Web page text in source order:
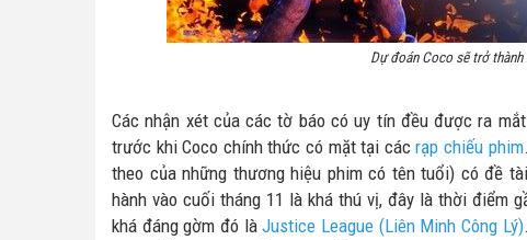
Dự đoán Coco sẽ trở
Các nhận xét của các tờ báo có uy tín đều được ra
trước khi Coco chính thức có mặt tại cácrạp chiếu phim
theo của những thương hiệu phim có tên tuổi) có đề
hành vào cuối tháng 11 là khá thú vị, đây là thời điểm
khá đáng gờm đó làJustice League (Liên Minh Công Lý)